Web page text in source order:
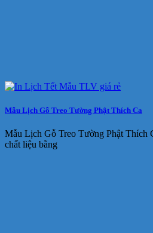
Mẫu Lịch Gỗ Treo Tường Phật Thích Ca
Mẫu Lịch Gỗ Treo Tường Phật Thích
chất liệu bằng